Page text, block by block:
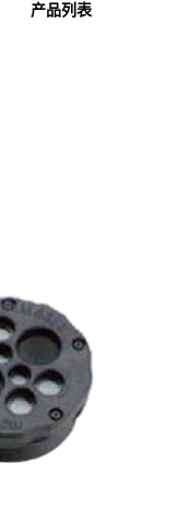
产品列表